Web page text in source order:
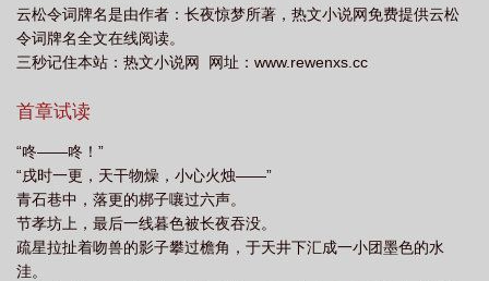
踏雾行歌攻略之圣灵术的等级怎么升
云松令词牌名是由作者：长夜惊梦所著，热文小说网免费提供云松
令词牌名全文在线阅读。
三秒记住本站：热文小说网 网址：www.rewenxs.cc
首章试读
“咚——咚！”
“戌时一更，天干物燥，小心火烛——”
青石巷中，落更的梆子嚷过六声。
节孝坊上，最后一线暮色被长夜吞没。
疏星拉扯着吻兽的影子攀过檐角，于天井下汇成一小团墨色的水
洼。